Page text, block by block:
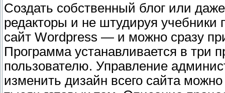
Создать собственный блог или
редакторы и не штудируя учебники
сайт Wordpress — и можно сразу
Программа устанавливается в три
пользователю. Управление
изменить дизайн всего сайта